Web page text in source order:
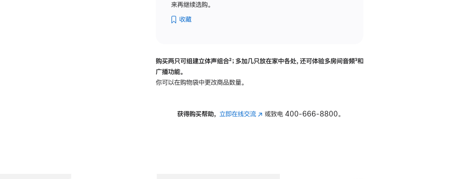
来再继续选购。
收藏
购买两只可组建立体声组合脚
²；多加几只放在家中各处，还可体验多‍房‍间音频脚
³和
广播功能。
你可以在购物袋中更改商品数量。
获得购买帮助， 立即在线交流(在 或致电 400-666-8800。